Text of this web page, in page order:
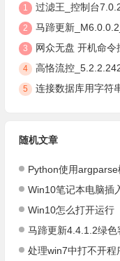
1 过滤王_控制台
2 马蹄更新
3 网众无盘 开机命
4 高恪流控
5 连接数据库用字符串拼
随机文章
Python使用
Win10笔记本电脑插
Win10怎么打开运行
马蹄更新4.4.1.2绿色
处理win7中打不开